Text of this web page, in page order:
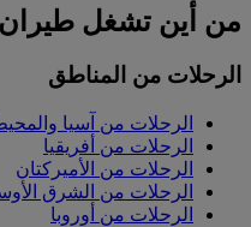
من أين تشغل طيران
الرحلات من المناطق
الرحلات من آسيا
الرحلات من أفريقيا
الرحلات من الأميركتان
الرحلات من الشرق
الرحلات من أوروبا